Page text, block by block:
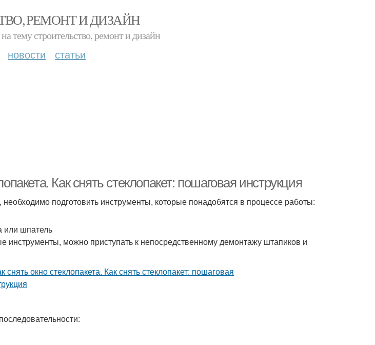
РЕМОНТ И ДИЗАЙН
тему строительство, ремонт и дизайн
новости статьи
Как снять стеклопакет: пошаговая инструкция
подготовить инструменты, которые понадобятся в процессе работы:
или шпатель
инструменты, можно приступать к непосредственному демонтажу штапиков и